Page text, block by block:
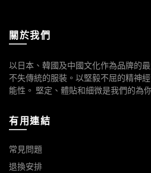
關於我們
以日本、韓國及中國文化作為品牌的
不失傳統的服裝。以堅毅不屈的精神
能性。 堅定、體貼和細微是我們的為
有用連結
常見問題
退換安排